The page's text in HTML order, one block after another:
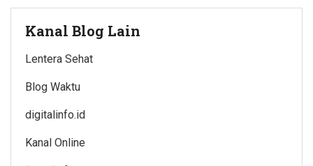
Kanal Blog Lain
Lentera Sehat
Blog Waktu
digitalinfo.id
Kanal Online